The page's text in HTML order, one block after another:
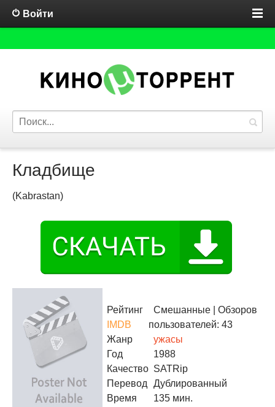
Войти
Кладбище
(Kabrastan)
Рейтинг
IMDB
Смешанные | Обзоров
пользователей: 43
Жанр
ужасы
Год
1988
Качество SATRip
Перевод
Дублированный
Время
135 мин.